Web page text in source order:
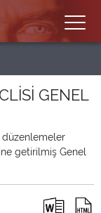
GENEL
getirilmiş Genel